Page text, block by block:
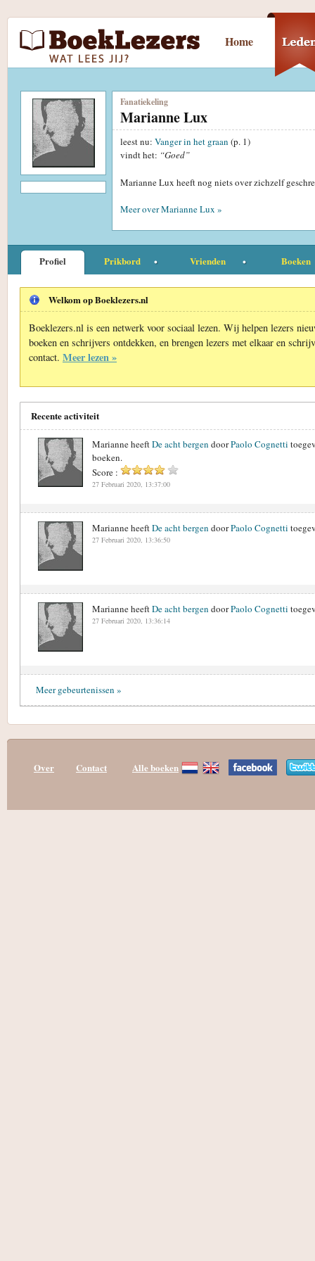
Home
Fanatiekeling
Marianne Lux
leest nu: Vanger in het graan (p. 1)
vindt het: “Goed”
Marianne Lux heeft nog niets over zichzelf
Meer over Marianne Lux »
Profiel Prikbord Vrienden Boeken
Welkom op Boeklezers.nl
Boeklezers.nl is een netwerk voor sociaal lezen. Wij helpen lezers
boeken en schrijvers ontdekken, en brengen lezers met elkaar en
contact. Meer lezen »
Recente activiteit
Marianne heeftDe acht bergen doorPaolo Cognetti
boeken.
Score :
27 Februari 2020, 13:37:00
Marianne heeftDe acht bergen doorPaolo Cognetti
27 Februari 2020, 13:36:50
Marianne heeftDe acht bergen doorPaolo Cognetti
27 Februari 2020, 13:36:14
Meer gebeurtenissen »
Over Contact Alle boeken